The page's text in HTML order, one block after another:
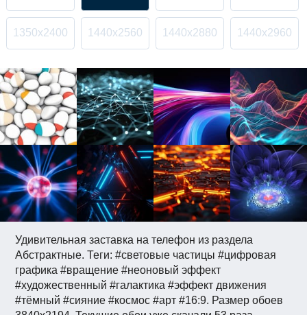
Удивительная заставка на телефон из раздела
Абстрактные. Теги: #световые частицы #цифровая
графика #вращение #неоновый эффект
#художественный #галактика #эффект движения
#тёмный #сияние #космос #арт #16:9. Размер обоев
1350x2400 1440x2560 1440x2880 1440x2960